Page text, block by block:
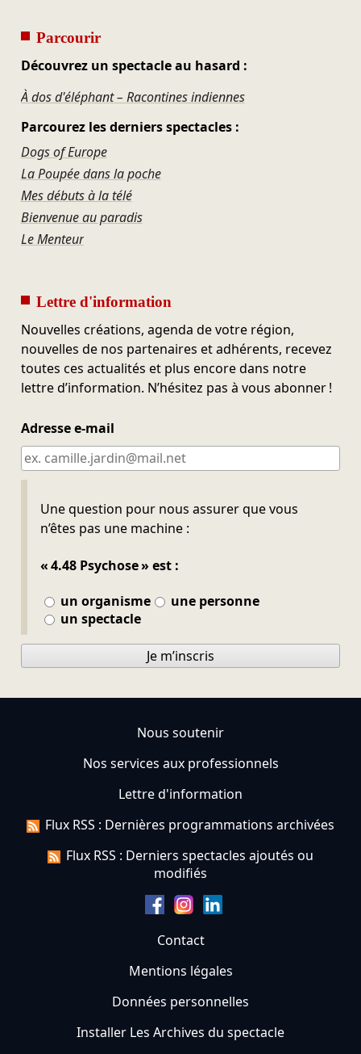
Parcourir
Découvrez un spectacle au hasard :
À dos d'éléphant – Racontines indiennes
Parcourez les derniers spectacles :
Dogs of Europe
La Poupée dans la poche
Mes débuts à la télé
Bienvenue au paradis
Le Menteur
Lettre d'information
Nouvelles créations, agenda de votre région,
nouvelles de nos partenaires et adhérents, recevez
toutes ces actualités et plus encore dans notre
lettre d’information. N’hésitez pas à vous abonner !
Adresse e-mail
Une question pour nous assurer que vous
n’êtes pas une machine :
« 4.48 Psychose » est :
un organisme
une personne
un spectacle
Ne pas remplir
Je m’inscris
Nous soutenir
Nos services aux professionnels
Lettre d'information
Flux RSS : Dernières programmations archivées
Flux RSS : Derniers spectacles ajoutés ou
modifiés
Contact
Mentions légales
Données personnelles
Installer Les Archives du spectacle